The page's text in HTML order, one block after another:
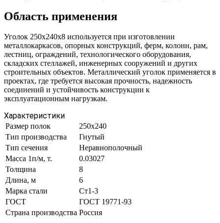
Область применения
Уголок 250х240х8 используется при изготовлении
металлокаркасов, опорных конструкций, ферм, колонн, рам,
лестниц, ограждений, технологического оборудования,
складских стеллажей, инженерных сооружений и других
строительных объектов. Металлический уголок применяется в
проектах, где требуется высокая прочность, надежность
соединений и устойчивость конструкции к
эксплуатационным нагрузкам.
Характеристики
Размер полок
250х240
Тип производства
Гнутый
Тип сечения
Неравнополочный
Масса 1п/м, т.
0.03027
Толщина
8
Длина, м
6
Марка стали
Ст1-3
ГОСТ
ГОСТ 19771-93
Страна производства Россия